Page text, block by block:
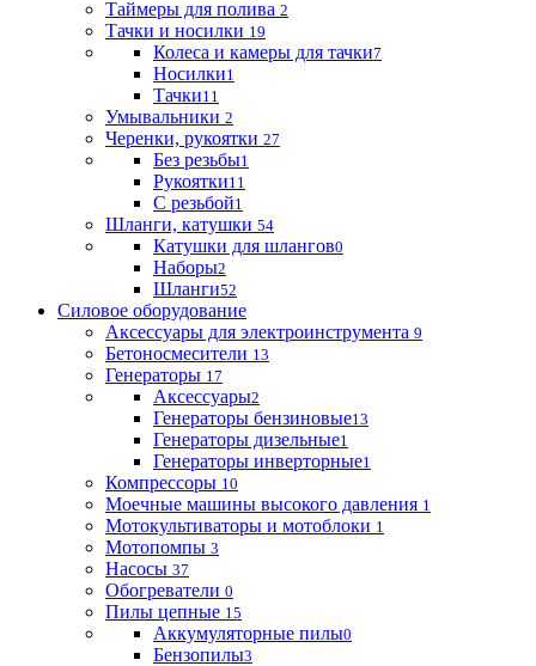
Таймеры для полива 2
Тачки и носилки 19
Колеса и камеры для тачки7
Носилки1
Тачки11
Умывальники 2
Черенки, рукоятки 27
Без резьбы1
Рукоятки11
С резьбой1
Шланги, катушки 54
Катушки для шлангов0
Наборы2
Шланги52
Силовое оборудование
Аксессуары для электроинструмента 9
Бетоносмесители 13
Генераторы 17
Аксессуары2
Генераторы бензиновые13
Генераторы дизельные1
Генераторы инверторные1
Компрессоры 10
Моечные машины высокого давления 1
Мотокультиваторы и мотоблоки 1
Мотопомпы 3
Насосы 37
Обогреватели 0
Пилы цепные 15
Аккумуляторные пилы0
Бензопилы3